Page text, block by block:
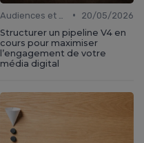
•
20/05/2026
Structurer un pipeline V4 en
cours pour maximiser
l’engagement de votre
média digital